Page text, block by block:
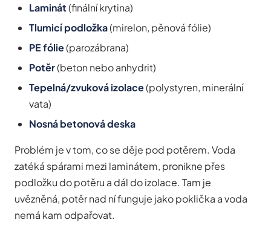
Laminát(finální krytina)
Tlumicí podložka(mirelon, pěnová fólie)
PE fólie(parozábrana)
Potěr(beton nebo anhydrit)
Tepelná/zvuková izolace(polystyren, minerální
vata)
Nosná betonová deska
Problém je v tom, co se děje pod potěrem. Voda
zatéká spárami mezi laminátem, pronikne přes
podložku do potěru a dál do izolace. Tam je
uvězněná, potěr nad ní funguje jako poklička a voda
nemá kam odpařovat.